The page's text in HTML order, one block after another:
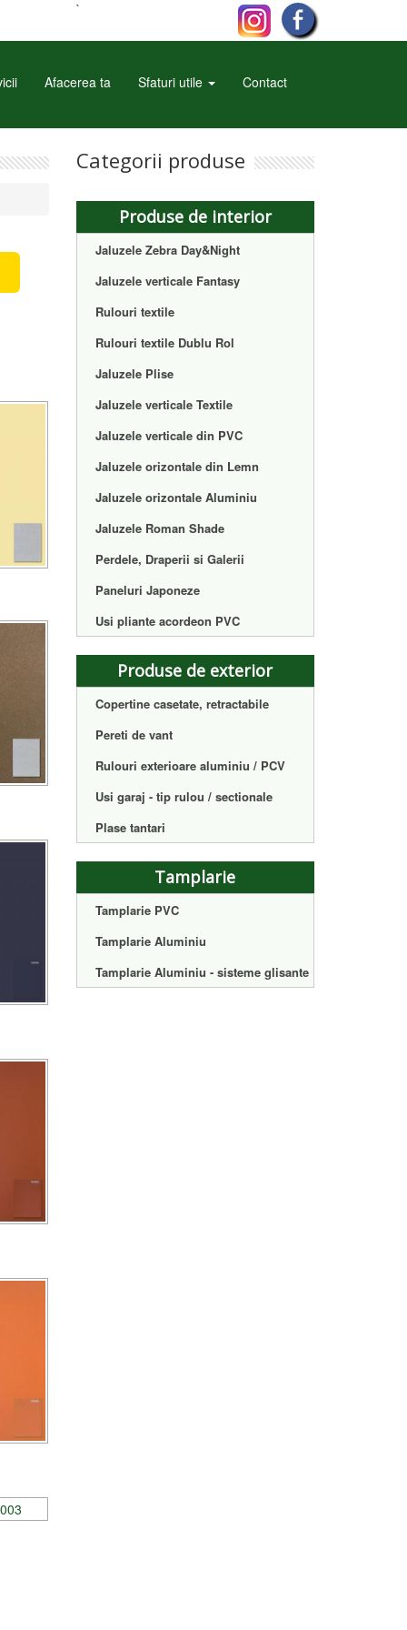
`
Afacerea ta Sfaturi utile Contact
Categorii produse
Produse de interior
Jaluzele Zebra Day&Night
Jaluzele verticale Fantasy
Rulouri textile
Rulouri textile Dublu Rol
Jaluzele Plise
Jaluzele verticale Textile
Jaluzele verticale din PVC
Jaluzele orizontale din Lemn
Jaluzele orizontale Aluminiu
Jaluzele Roman Shade
Perdele, Draperii si Galerii
Paneluri Japoneze
Usi pliante acordeon PVC
Produse de exterior
Copertine casetate, retractabile
Pereti de vant
Rulouri exterioare aluminiu / PCV
Usi garaj - tip rulou / sectionale
Plase tantari
Tamplarie
Tamplarie PVC
Tamplarie Aluminiu
Tamplarie Aluminiu - sisteme glisante